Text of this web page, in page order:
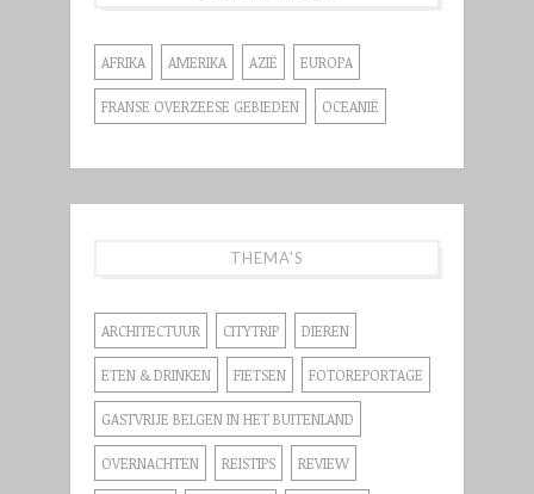
AFRIKA AMERIKA AZIË EUROPA
FRANSE OVERZEESE GEBIEDEN OCEANIË
THEMA'S
ARCHITECTUUR CITYTRIP DIEREN
ETEN & DRINKEN FIETSEN FOTOREPORTAGE
GASTVRIJE BELGEN IN HET BUITENLAND
OVERNACHTEN REISTIPS REVIEW